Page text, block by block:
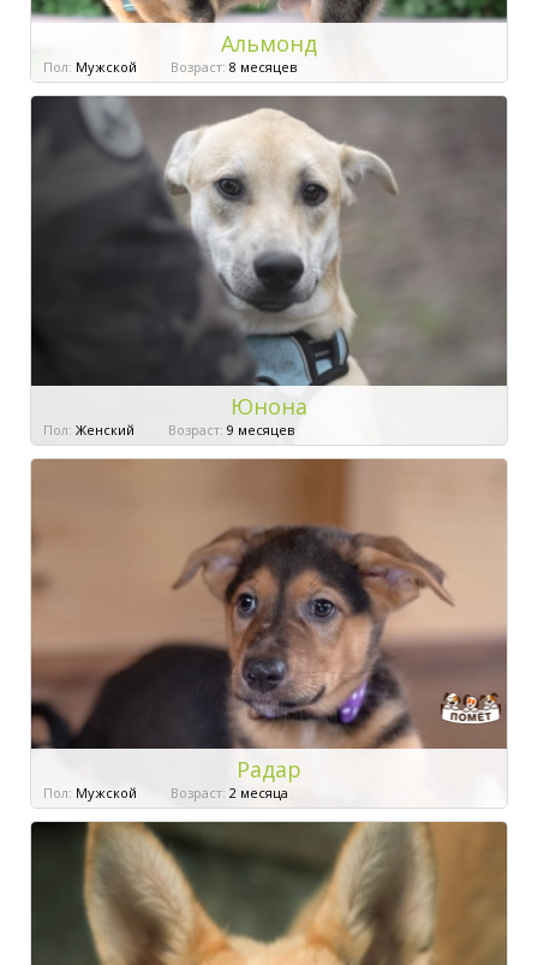
Альмонд
Пол: Мужской Возраст: 8 месяцев
Юнона
Пол: Женский Возраст: 9 месяцев
Радар
Пол: Мужской Возраст: 2 месяца